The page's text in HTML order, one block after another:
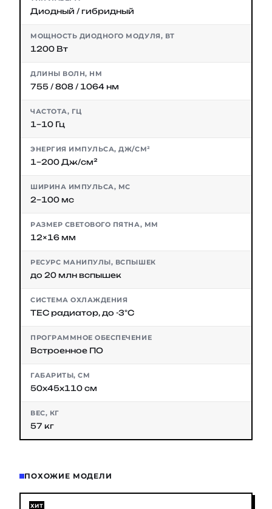
Диодный / гибридный
МОЩНОСТЬ ДИОДНОГО МОДУЛЯ, ВТ
1200 Вт
ДЛИНЫ ВОЛН, НМ
755 / 808 / 1064 нм
ЧАСТОТА, ГЦ
1–10 Гц
ЭНЕРГИЯ ИМПУЛЬСА, ДЖ/СМ²
1–200 Дж/см²
ШИРИНА ИМПУЛЬСА, МС
2–100 мс
РАЗМЕР СВЕТОВОГО ПЯТНА, ММ
12×16 мм
РЕСУРС МАНИПУЛЫ, ВСПЫШЕК
до 20 млн вспышек
СИСТЕМА ОХЛАЖДЕНИЯ
TEC радиатор, до -3°С
ПРОГРАММНОЕ ОБЕСПЕЧЕНИЕ
Встроенное ПО
ГАБАРИТЫ, СМ
50х45х110 см
ВЕС, КГ
57 кг
ПОХОЖИЕ МОДЕЛИ
ХИТ